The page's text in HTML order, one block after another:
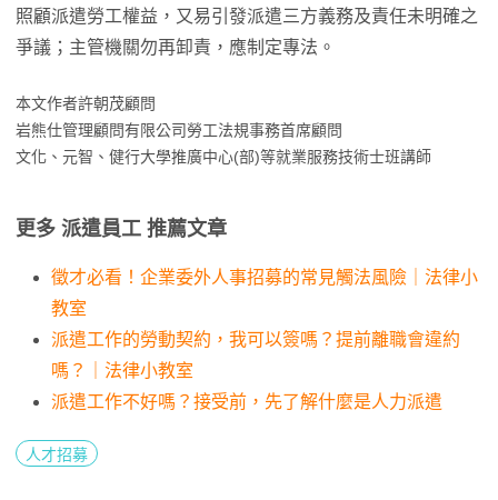
照顧派遣勞工權益，又易引發派遣三方義務及責任未明確之
爭議；主管機關勿再卸責，應制定專法。
本文作者許朝茂顧問
岩熊仕管理顧問有限公司勞工法規事務首席顧問
文化、元智、健行大學推廣中心(部)等就業服務技術士班講師
更多 派遣員工 推薦文章
徵才必看！企業委外人事招募的常見觸法風險｜法律小
教室
派遣工作的勞動契約，我可以簽嗎？提前離職會違約
嗎？｜法律小教室
派遣工作不好嗎？接受前，先了解什麼是人力派遣
人才招募